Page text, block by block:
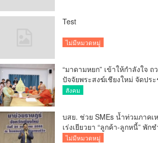
Test
ไม่มีหมวดหมู่
“มาดามหยก” เข้าให้กำลังใจ ถ
ปัจจัยพระสงฆ์เชียงใหม่ จัดปร
ทำบัญชีรายรับรายจ่ายของวัด ก
สังคม
บสย. ช่วย SMEs น้ำท่วมภาคเ
เร่งเยียวยา “ลูกค้า-ลูกหนี้” พัก
ค่าธรรมเนียม-ค่างวด
ไม่มีหมวดหมู่